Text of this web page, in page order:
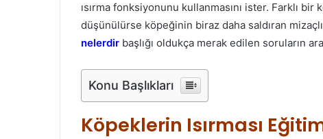
ısırma fonksiyonunu kullanmasını ister. Farklı
düşünülürse köpeğinin biraz daha saldıran
nelerdir başlığı oldukça merak edilen soruların
Konu Başlıkları
Köpeklerin Isırması